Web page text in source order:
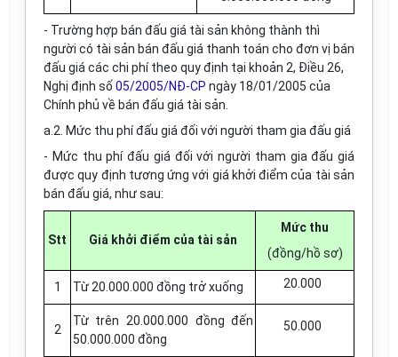
- Trường hợp bán đấu giá tài sản không thành thì
người có tài sản bán đấu giá thanh toán cho đơn vị bán
đấu giá các chi phí theo quy định tại khoản 2, Điều 26,
Nghị định số 05/2005/NĐ-CP ngày 18/01/2005 của
Chính phủ về bán đấu giá tài sản.
a.2. Mức thu phí đấu giá đối với người tham gia đấu giá
- Mức thu phí đấu giá đối với người tham gia đấu giá
được quy định tương ứng với giá khởi điểm của tài sản
bán đấu giá, như sau:
Stt Giá khởi điểm của tài sản
Mức thu
(đồng/hồ sơ)
1 Từ 20.000.000 đồng trở xuống 20.000
2
Từ trên 20.000.000 đồng đến
50.000.000 đồng
50.000